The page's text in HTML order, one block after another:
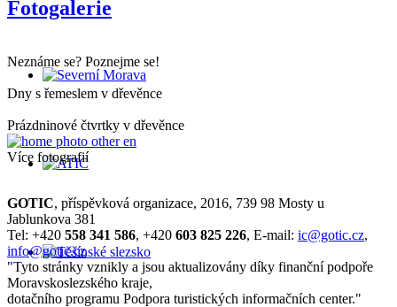
Fotogalerie
Neznáme se? Poznejme se!
Dny s řemeslem v dřevěnce
Prázdninové čtvrtky v dřevěnce
Více fotografií
GOTIC, příspěvková organizace, 2016, 739 98 Mosty u
Jablunkova 381
Tel: +420 558 341 586, +420 603 825 226, E-mail: ic@gotic.cz,
info@gotic.cz
"Tyto stránky vznikly a jsou aktualizovány díky finanční podpoře
Moravskoslezského kraje,
dotačního programu Podpora turistických informačních center."